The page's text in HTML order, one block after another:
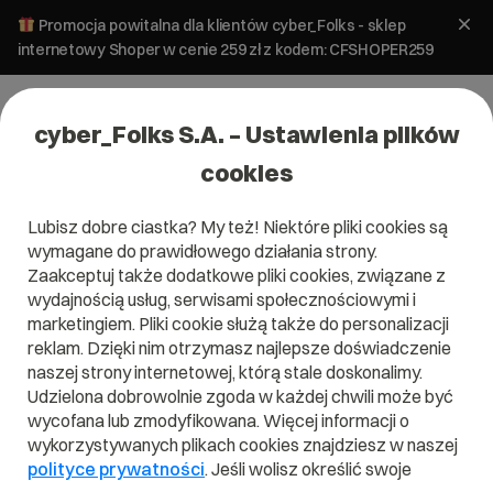
Promocja powitalna dla klientów cyber_Folks - sklep
internetowy Shoper w cenie 259 zł z kodem: CFSHOPER259
Domena .movie
Pokaż swój film w najlepszej oprawie!
.movie
cyber_Folks S.A. – Ustawienia plików
cookies
Lubisz dobre ciastka? My też! Niektóre pliki cookies są
wymagane do prawidłowego działania strony.
Zaakceptuj także dodatkowe pliki cookies, związane z
wydajnością usług, serwisami społecznościowymi i
marketingiem. Pliki cookie służą także do personalizacji
reklam. Dzięki nim otrzymasz najlepsze doświadczenie
naszej strony internetowej, którą stale doskonalimy.
Udzielona dobrowolnie zgoda w każdej chwili może być
wycofana lub zmodyfikowana. Więcej informacji o
wykorzystywanych plikach cookies znajdziesz w naszej
polityce prywatności. Jeśli wolisz określić swoje